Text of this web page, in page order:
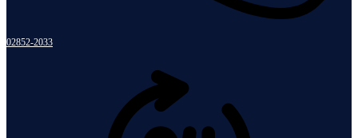
02852-2033